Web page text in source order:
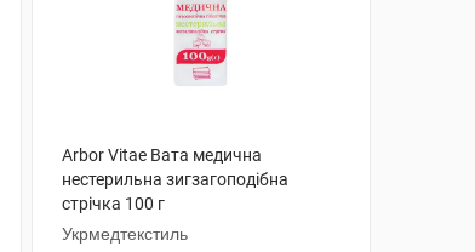
Arbor Vitae Вата медична
нестерильна зигзагоподібна
стрічка 100 г
Укрмедтекстиль